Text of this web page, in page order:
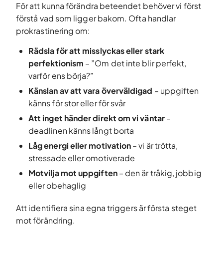
För att kunna förändra beteendet behöver vi först
förstå vad som ligger bakom. Ofta handlar
prokrastinering om:
Rädsla för att misslyckas eller stark
perfektionism – ”Om det inte blir perfekt,
varför ens börja?”
Känslan av att vara överväldigad – uppgiften
känns för stor eller för svår
Att inget händer direkt om vi väntar–
deadlinen känns långt borta
Låg energi eller motivation– vi är trötta,
stressade eller omotiverade
Motvilja mot uppgiften– den är tråkig, jobbig
eller obehaglig
Att identifiera sina egna triggers är första steget
mot förändring.